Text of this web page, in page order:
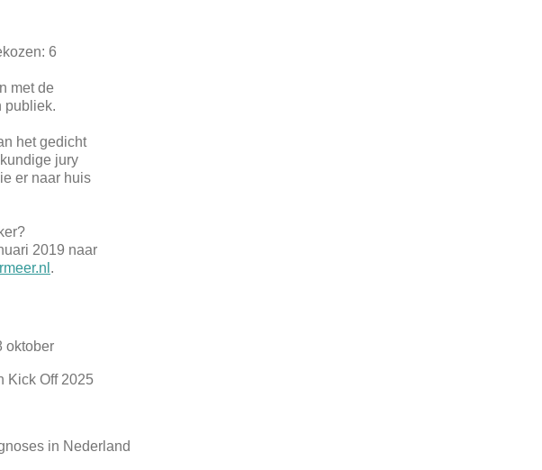
6
met de
publiek.
het gedicht
jury
er naar huis
2019 naar
.
oktober
Kick Off 2025
in Nederland